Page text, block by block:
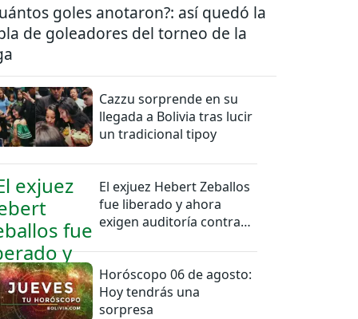
goles anotaron?: así quedó la
de goleadores del torneo de la
Cazzu sorprende en su
llegada a Bolivia tras lucir
un tradicional tipoy
El exjuez Hebert Zeballos
fue liberado y ahora
exigen auditoría contra
Horóscopo 06 de agosto:
Hoy tendrás una
sorpresa